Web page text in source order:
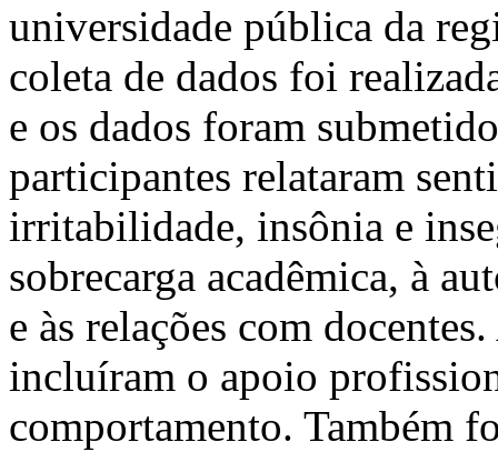
universidade pública da
coleta de dados foi
e os dados foram
participantes relataram
irritabilidade, insônia e
sobrecarga acadêmica, à
e às relações com
incluíram o apoio
comportamento. Também